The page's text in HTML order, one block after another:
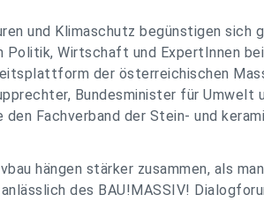
und Klimaschutz begünstigen sich
Politik, Wirtschaft und ExpertInnen
der österreichischen
Bundesminister für Umwelt
Fachverband der Stein- und
hängen stärker zusammen, als
des BAU!MASSIV!